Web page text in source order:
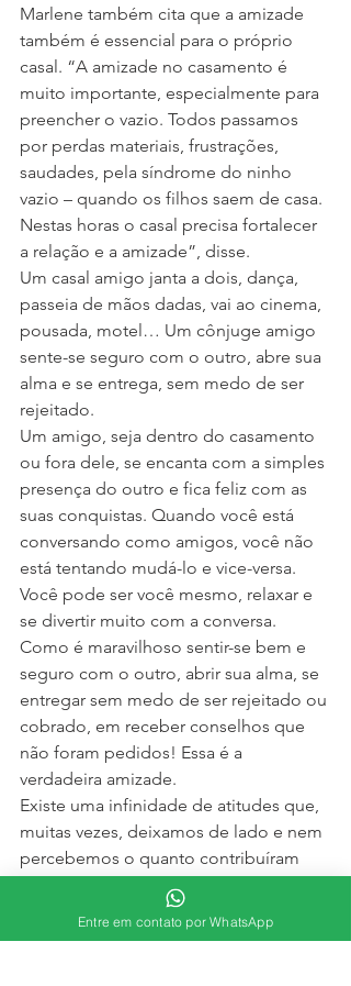
Marlene também cita que a amizade
também é essencial para o próprio
casal. “A amizade no casamento é
muito importante, especialmente para
preencher o vazio. Todos passamos
por perdas materiais, frustrações,
saudades, pela síndrome do ninho
vazio – quando os filhos saem de casa.
Nestas horas o casal precisa fortalecer
a relação e a amizade”, disse.
Um casal amigo janta a dois, dança,
passeia de mãos dadas, vai ao cinema,
pousada, motel… Um cônjuge amigo
sente-se seguro com o outro, abre sua
alma e se entrega, sem medo de ser
rejeitado.
Um amigo, seja dentro do casamento
ou fora dele, se encanta com a simples
presença do outro e fica feliz com as
suas conquistas. Quando você está
conversando como amigos, você não
está tentando mudá-lo e vice-versa.
Você pode ser você mesmo, relaxar e
se divertir muito com a conversa.
Como é maravilhoso sentir-se bem e
seguro com o outro, abrir sua alma, se
entregar sem medo de ser rejeitado ou
cobrado, em receber conselhos que
não foram pedidos! Essa é a
verdadeira amizade.
Existe uma infinidade de atitudes que,
muitas vezes, deixamos de lado e nem
percebemos o quanto contribuíram
para minar nossa felicidade. Quantas
vezes a vida impôs situações e
acabamos, mesmo sem querer,
Entre em contato por WhatsApp